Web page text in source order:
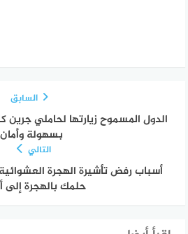
السابق
الدول المسموح زيارتها لحاملي جرين
بسهولة وأمان
التالي
حلمك بالهجرة إلى